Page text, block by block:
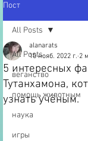
Пост
All Posts
веганство
помощь животным
наука
игры
All Posts
5 интересных
Тутанхамона,
узнать учёным.
alanarats
10 нояб. 2022 г. 2